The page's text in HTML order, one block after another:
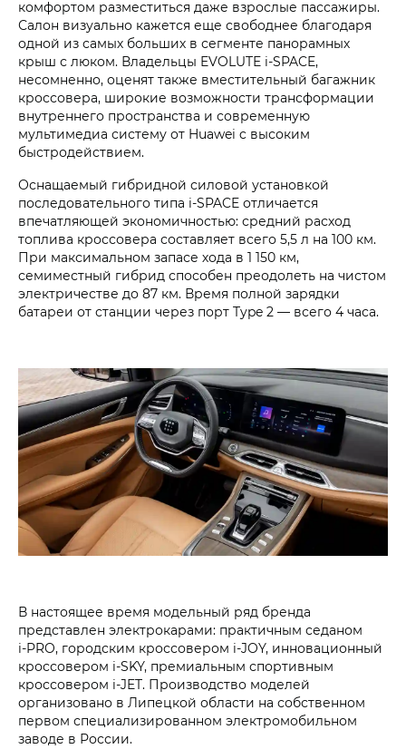
комфортом разместиться даже взрослые пассажиры.
Салон визуально кажется еще свободнее благодаря
одной из самых больших в сегменте панорамных
крыш с люком. Владельцы EVOLUTE i‑SPACE,
несомненно, оценят также вместительный багажник
кроссовера, широкие возможности трансформации
внутреннего пространства и современную
мультимедиа систему от Huawei c высоким
быстродействием.
Оснащаемый гибридной силовой установкой
последовательного типа i‑SPACE отличается
впечатляющей экономичностью: средний расход
топлива кроссовера составляет всего 5,5 л на 100 км.
При максимальном запасе хода в 1 150 км,
семиместный гибрид способен преодолеть на чистом
электричестве до 87 км. Время полной зарядки
батареи от станции через порт Type 2 — всего 4 часа.
В настоящее время модельный ряд бренда
представлен электрокарами: практичным седаном
i‑PRO, городским кроссовером i‑JOY, инновационный
кроссовером i‑SKY, премиальным спортивным
кроссовером i‑JET. Производство моделей
организовано в Липецкой области на собственном
первом специализированном электромобильном
заводе в России.